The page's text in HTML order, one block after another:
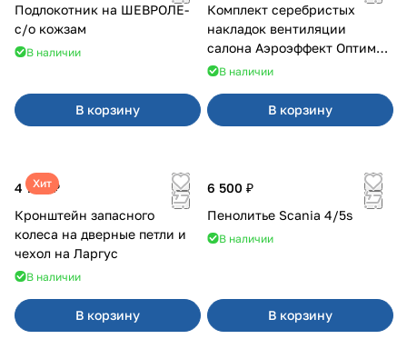
Подлокотник на ШЕВРОЛЕ-
с/о кожзам
В наличии
В корзину
Комплект серебристых
накладок вентиляции
салона Аэроэффект Оптимал
на 4х4
В наличии
В корзину
Хит
4 700 ₽
Кронштейн запасного
колеса на дверные петли и
чехол на Ларгус
В наличии
В корзину
6 500 ₽
Пенолитье Scania 4/5s
В наличии
В корзину